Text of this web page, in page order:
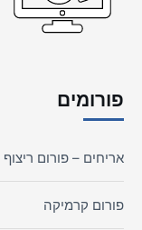
פורומים
אריחים – פורום ריצוף
פורום קרמיקה